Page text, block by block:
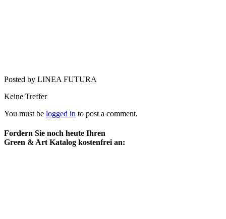
Posted by LINEA FUTURA
Keine Treffer
You must be logged in to post a comment.
Fordern Sie noch heute Ihren
Green & Art Katalog kostenfrei an: